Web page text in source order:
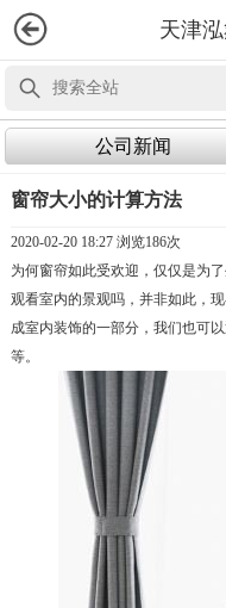
天津
公司新闻
窗帘大小的计算方法
2020-02-20 18:27 浏览186次
为何窗帘如此受欢迎，仅仅是为
观看室内的景观吗，并非如此，
成室内装饰的一部分，我们也可
等。